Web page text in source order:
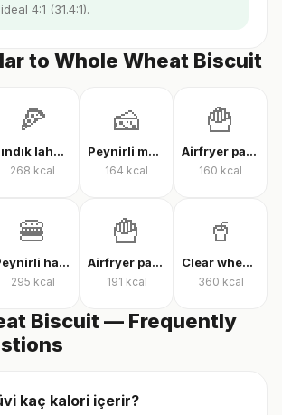
4:1 (31.4:1).
to Whole Wheat Biscuit
🍕
Fındık lahmacun
268 kcal
🧀
Peynirli makarna
164 kcal
🍟
Airfryer patates kızartması
160 kcal
🍔
Peynirli hamburger
295 kcal
🍟
Airfryer patates kızartması
191 kcal
🥤
Clear whey protein
360 kcal
Biscuit — Frequently
kaç kalori içerir?